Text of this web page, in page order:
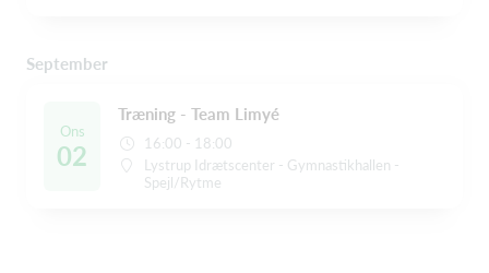
September
Ons
02
Træning - Team Limyé
16:00 - 18:00
Lystrup Idrætscenter - Gymnastikhallen -
Spejl/Rytme